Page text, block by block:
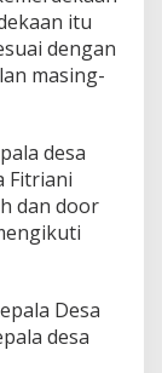
itu
dengan
masing-
desa
Fitriani
dan door
Desa
desa